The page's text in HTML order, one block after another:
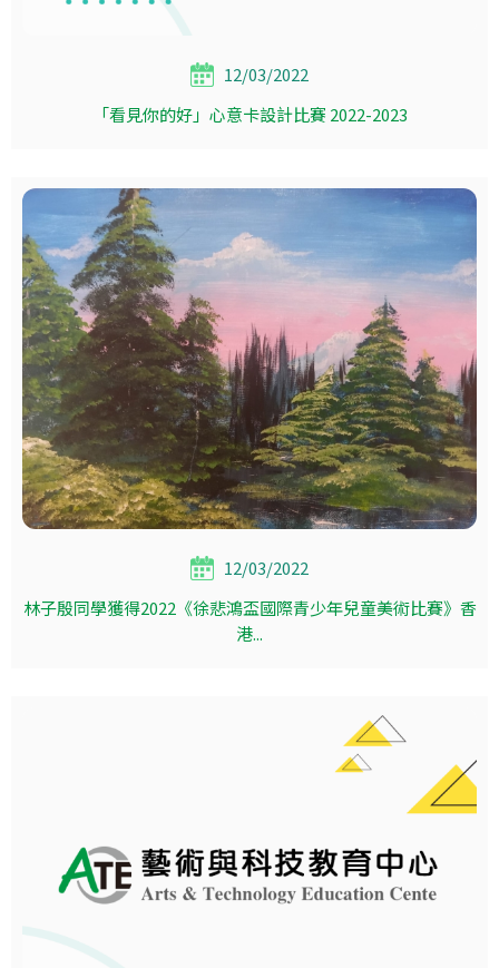
12/03/2022
「看見你的好」心意卡設計比賽 2022-2023
12/03/2022
林子殷同學獲得2022《徐悲鴻盃國際青少年兒童美術比賽》香
港...